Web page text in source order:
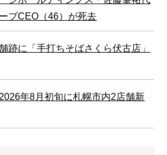
プCEO（46）が死去
跡に「手打ちそばさくら伏古店」
年8月初旬に札幌市内2店舗新